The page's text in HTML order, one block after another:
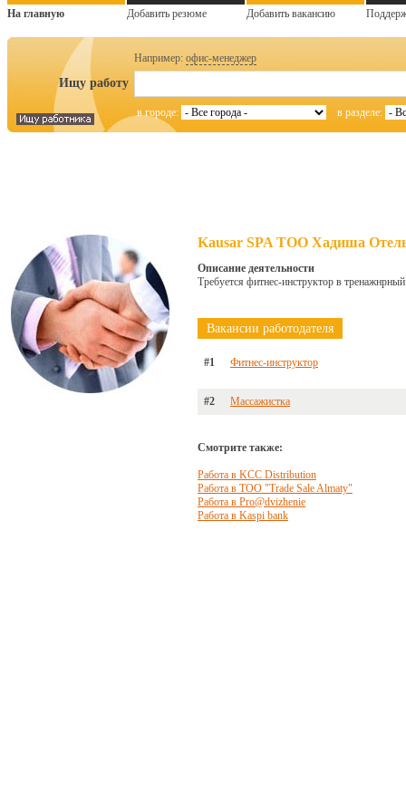
На главную Добавить резюме Добавить вакансию
Например: офис-менеджер
Ищу работу
в городе: в разделе:
Kausar SPA ТОО Хадиша
Описание деятельности
Требуется фитнес-инструктор в
Вакансии работодателя
#1 Фитнес-инструктор
#2 Массажистка
Смотрите также:
Работа в KCC Distribution
Работа в ТОО "Trade Sale Almaty"
Работа в Pro@dvizhenie
Работа в Kaspi bank